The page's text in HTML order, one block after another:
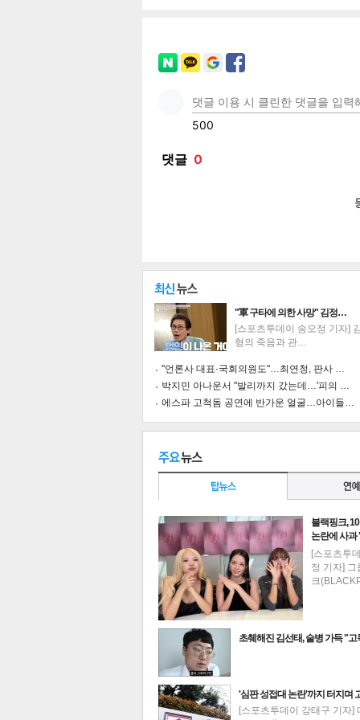
공유 유
트위 카카
최신뉴스
"軍 구타에 의한 사망" 김정…
[스포츠투데이 송오정 기자]
형의 죽음과 관…
"언론사 대표·국회의원도"…최연청, 판사 …
박지민 아나운서 "발리까지 갔는데…'피의 …
에스파 고척돔 공연에 반가운 얼굴…아이들…
블랙핑크,
논란에 사
[스포츠투
정 기자] 그
크
초췌해진 김선태, 술병 가득 "
'심판 성접대 논란'까지 터지며
[스포츠투데이 강태구 기자]